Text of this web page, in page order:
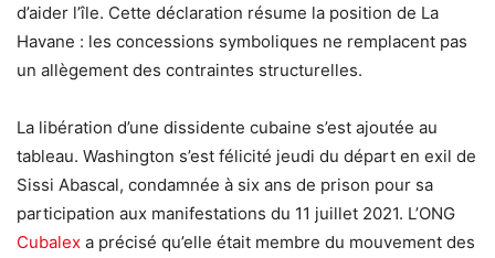
d’aider l’île. Cette déclaration résume la position de La
Havane : les concessions symboliques ne remplacent pas
un allègement des contraintes structurelles.
La libération d’une dissidente cubaine s’est ajoutée au
tableau. Washington s’est félicité jeudi du départ en exil de
Sissi Abascal, condamnée à six ans de prison pour sa
participation aux manifestations du 11 juillet 2021. L’ONG
Cubalex a précisé qu’elle était membre du mouvement des